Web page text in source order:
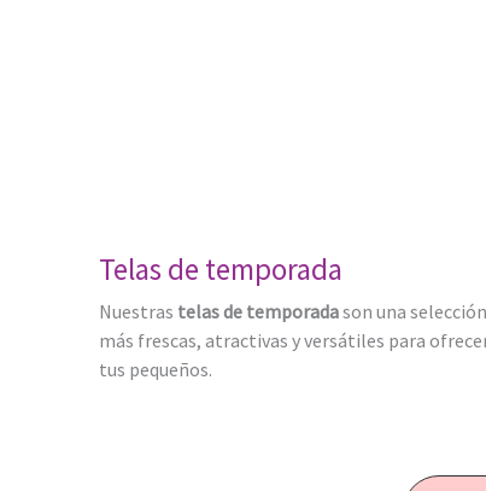
Telas de temporada
Nuestras telas de temporadason una
más frescas, atractivas y versátiles para
tus pequeños.